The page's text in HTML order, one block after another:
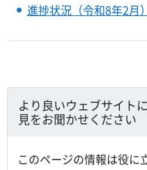
進捗状況（令和8年2月）
より良いウェブサイト
見をお聞かせください
このページの情報は役に